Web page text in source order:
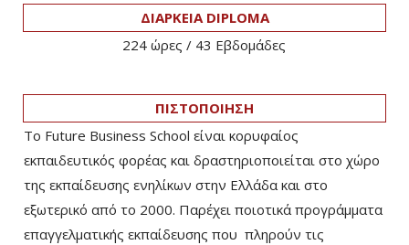
ΔΙΑΡΚΕΙΑ DIPLOMA
224 ώρες / 43 Eβδομάδες
ΠΙΣΤΟΠΟΙΗΣΗ
Το Future Business School είναι κορυφαίος
εκπαιδευτικός φορέας και δραστηριοποιείται στο χώρο
της εκπαίδευσης ενηλίκων στην Ελλάδα και στο
εξωτερικό από το 2000. Παρέχει ποιοτικά προγράμματα
επαγγελματικής εκπαίδευσης που πληρούν τις